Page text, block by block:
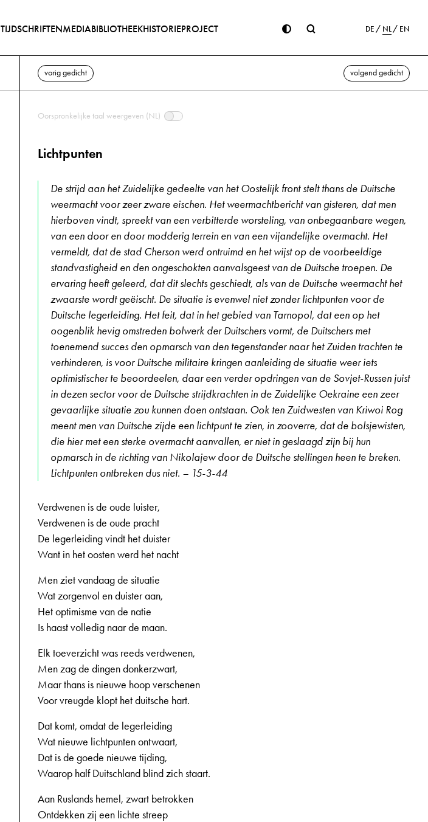
TIJDSCHRIFTENMEDIABIBLIOTHEEKHISTORIEPROJECT DE NL EN
08-04-1944, 2e jaargang, nr. 15, pagina 5
vorig gedicht volgend gedicht
Oorspronkelijke taal weergeven (NL)
Lichtpunten
De strijd aan het Zuidelijke gedeelte van het Oostelijk front stelt thans de Duitsche
weermacht voor zeer zware eischen. Het weermachtbericht van gisteren, dat men
hierboven vindt, spreekt van een verbitterde worsteling, van onbegaanbare wegen,
van een door en door modderig terrein en van een vijandelijke overmacht. Het
vermeldt, dat de stad Cherson werd ontruimd en het wijst op de voorbeeldige
standvastigheid en den ongeschokten aanvalsgeest van de Duitsche troepen. De
ervaring heeft geleerd, dat dit slechts geschiedt, als van de Duitsche weermacht het
zwaarste wordt geëischt. De situatie is evenwel niet zonder lichtpunten voor de
Duitsche legerleiding. Het feit, dat in het gebied van Tarnopol, dat een op het
oogenblik hevig omstreden bolwerk der Duitschers vormt, de Duitschers met
toenemend succes den opmarsch van den tegenstander naar het Zuiden trachten te
verhinderen, is voor Duitsche militaire kringen aanleiding de situatie weer iets
optimistischer te beoordeelen, daar een verder opdringen van de Sovjet-Russen juist
in dezen sector voor de Duitsche strijdkrachten in de Zuidelijke Oekraine een zeer
gevaarlijke situatie zou kunnen doen ontstaan. Ook ten Zuidwesten van Kriwoi Rog
meent men van Duitsche zijde een lichtpunt te zien, in zooverre, dat de bolsjewisten,
die hier met een sterke overmacht aanvallen, er niet in geslaagd zijn bij hun
opmarsch in de richting van Nikolajew door de Duitsche stellingen heen te breken.
Lichtpunten ontbreken dus niet. – 15-3-44
Verdwenen is de oude luister,
Verdwenen is de oude pracht
De legerleiding vindt het duister
Want in het oosten werd het nacht
Men ziet vandaag de situatie
Wat zorgenvol en duister aan,
Het optimisme van de natie
Is haast volledig naar de maan.
Elk toeverzicht was reeds verdwenen,
Men zag de dingen donkerzwart,
Maar thans is nieuwe hoop verschenen
Voor vreugde klopt het duitsche hart.
Dat komt, omdat de legerleiding
Wat nieuwe lichtpunten ontwaart,
Dat is de goede nieuwe tijding,
Waarop half Duitschland blind zich staart.
Aan Ruslands hemel, zwart betrokken
Ontdekken zij een lichte streep